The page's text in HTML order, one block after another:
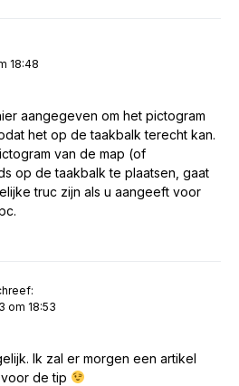
18:48
aangegeven om het pictogram
het op de taakbalk terecht kan.
van de map (of
op de taakbalk te plaatsen, gaat
truc zijn als u aangeeft voor
om 18:53
Ik zal er morgen een artikel
de tip